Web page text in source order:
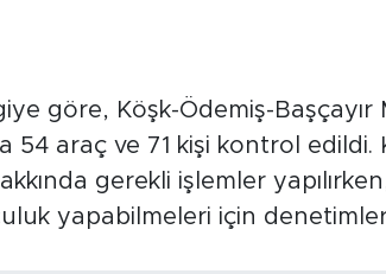
göre, Köşk-Ödemiş-
54 araç ve 71 kişi kontrol edildi.
gerekli işlemler
yapabilmeleri için